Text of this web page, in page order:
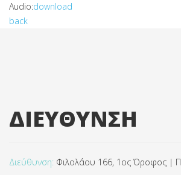
Audio:download
back
ΔΙΕΥΘΥΝΣΗ
Διεύθυνση: Φιλολάου 166, 1ος Όροφος |